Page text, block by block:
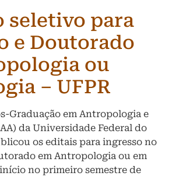
seletivo para
e Doutorado
ou
– UFPR
Graduação em Antropologia e
da Universidade Federal do
os editais para ingresso no
em Antropologia ou em
no primeiro semestre de